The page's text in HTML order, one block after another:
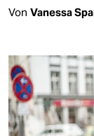
Von Vanessa